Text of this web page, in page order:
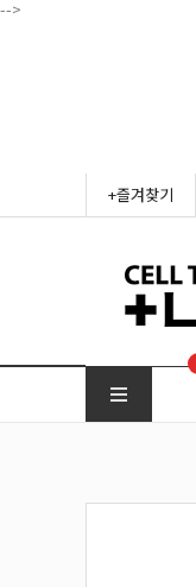
-->
+즐겨찾기